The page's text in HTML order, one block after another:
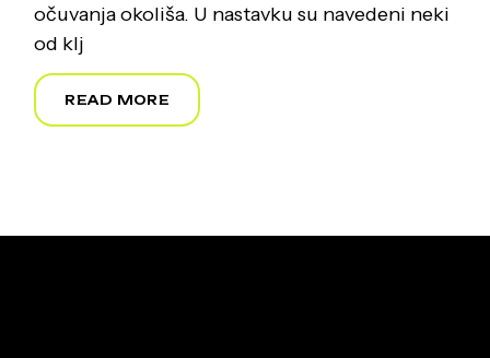
očuvanja okoliša. U nastavku su navedeni neki
od klj
READ MORE